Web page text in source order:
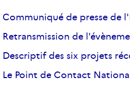
Communiqué de presse de
Retransmission de
Descriptif des six projets
Le Point de Contact National